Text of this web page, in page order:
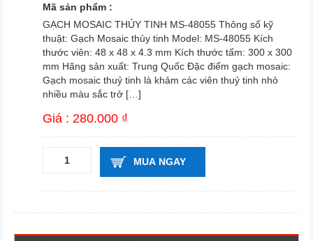
Mã sản phẩm :
GẠCH MOSAIC THỦY TINH MS-48055 Thông số kỹ
thuật: Gạch Mosaic thủy tinh Model: MS-48055 Kích
thước viên: 48 x 48 x 4.3 mm Kích thước tấm: 300 x 300
mm Hãng sản xuất: Trung Quốc Đặc điểm gạch mosaic:
Gạch mosaic thuỷ tinh là khảm các viên thuỷ tinh nhỏ
nhiều màu sắc trở […]
Giá : 280.000 ₫
MUA NGAY